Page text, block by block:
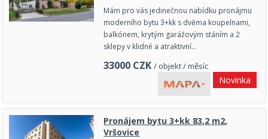
Mám pro vás jedinečnou nabídku pronájmu
moderního bytu 3+kk s dvěma koupelnami,
balkónem, krytým garážovým stáním a 2
sklepy v klidné a atraktivní…
33000 CZK / objekt / měsíc
Novinka
Pronájem bytu 3+kk 83,2 m2,
Vršovice